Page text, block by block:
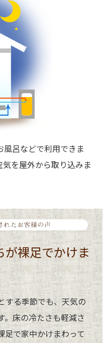
呂などで利用できま
を屋外から取り込みま
が裸足でかけま
する季節でも、天気の
。床の冷たさも軽減さ
足で家中かけまわって